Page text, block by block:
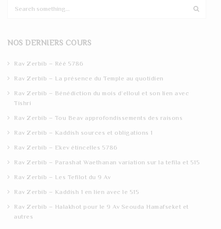
c
NOS DERNIERS COURS
Rav Zerbib – Réé 5786
Rav Zerbib – La présence du Temple au quotidien
Rav Zerbib – Bénédiction du mois d’elloul et son lien avec
Tishri
Rav Zerbib – Tou Beav approfondissements des raisons
Rav Zerbib – Kaddish sources et obligations 1
Rav Zerbib – Ekev étincelles 5786
Rav Zerbib – Parashat Waethanan variation sur la tefila et 515
Rav Zerbib – Les Tefilot du 9 Av
Rav Zerbib – Kaddish 1 en lien avec le 515
Rav Zerbib – Halakhot pour le 9 Av Seouda Hamafseket et
autres